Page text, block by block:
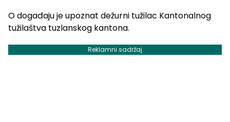
O događaju je upoznat dežurni tužilac Kantonalnog
tužilaštva tuzlanskog kantona.
Reklamni sadržaj